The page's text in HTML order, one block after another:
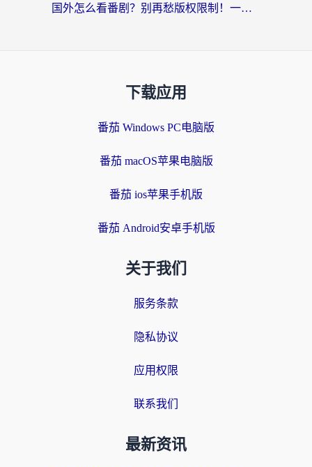
国外怎么看番剧？别再愁版权限制！一个工具解决所有回国追剧难题
下载应用
番茄 Windows PC电脑版
番茄 macOS苹果电脑版
番茄 ios苹果手机版
番茄 Android安卓手机版
关于我们
服务条款
隐私协议
应用权限
联系我们
最新资讯